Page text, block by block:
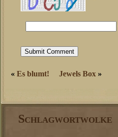
« Es blumt! Jewels Box »
Schlagwortwolke